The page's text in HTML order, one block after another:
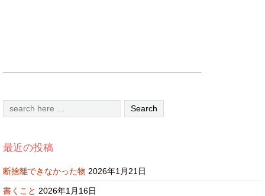
最近の投稿
断捨離できなかった物 2026年1月21日
書くこと 2026年1月16日